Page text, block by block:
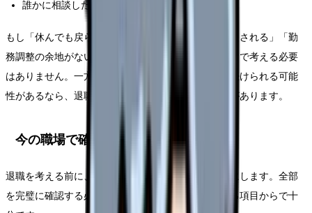
誰かに相談した時、具体的な改善案が出たか
もし「休んでも戻らない」「相談しても人格否定で返される」「勤
務調整の余地がない」なら、今の職場に残る前提だけで考える必要
はありません。一方で、部署や勤務形態を変えれば続けられる可能
性があるなら、退職前にその選択肢を確認する価値があります。
今の職場で確認したいチェックリスト
退職を考える前に、今の職場で確認できることを表にします。全部
を完璧に確認する必要はありません。自分に関係する項目からで十